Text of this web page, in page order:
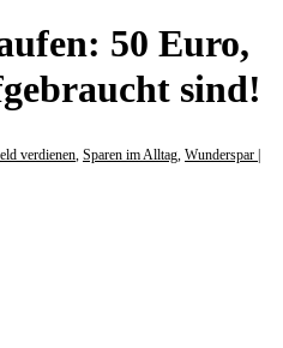
50 Euro,
sind!
verdienen, Sparen im Alltag, Wunderspar |